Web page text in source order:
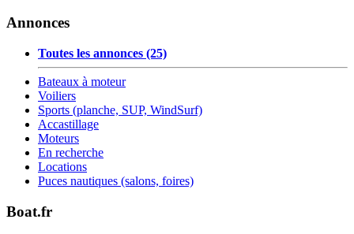
Annonces
Toutes les annonces (25)
Bateaux à moteur
Voiliers
Sports (planche, SUP, WindSurf)
Accastillage
Moteurs
En recherche
Locations
Puces nautiques (salons, foires)
Boat.fr